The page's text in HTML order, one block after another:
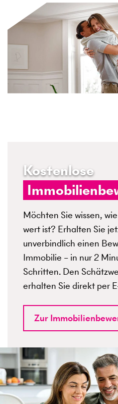
Kostenlose
Möchten Sie wissen,
wert ist? Erhalten Sie
unverbindlich einen
Immobilie – in nur 2
Schritten. Den
erhalten Sie direkt per
Zur